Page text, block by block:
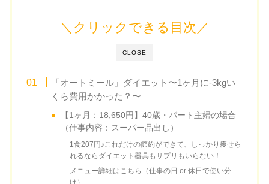
CLOSE
＼クリックできる目次／
「オートミール」ダイエット〜1ヶ月に-3kgい
くら費用かかった？〜
【1ヶ月：18,650円】40歳・パート主婦の場合
（仕事内容：スーパー品出し）
1食207円♪これだけの節約ができて、しっかり痩せら
れるならダイエット器具もサプリもいらない！
メニュー詳細はこちら（仕事の日 or 休日で使い分